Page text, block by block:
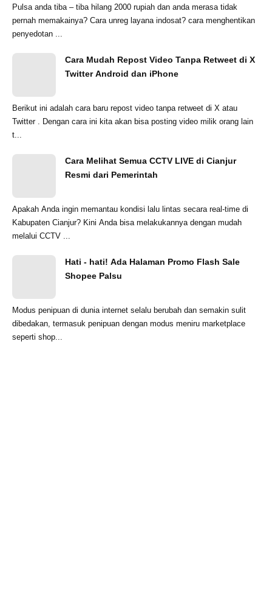
Pulsa anda tiba – tiba hilang 2000 rupiah dan anda merasa tidak
pernah memakainya? Cara unreg layana indosat? cara menghentikan
penyedotan ...
Cara Mudah Repost Video Tanpa Retweet di X
Twitter Android dan iPhone
Berikut ini adalah cara baru repost video tanpa retweet di X atau
Twitter . Dengan cara ini kita akan bisa posting video milik orang lain
t...
Cara Melihat Semua CCTV LIVE di Cianjur
Resmi dari Pemerintah
Apakah Anda ingin memantau kondisi lalu lintas secara real-time di
Kabupaten Cianjur? Kini Anda bisa melakukannya dengan mudah
melalui CCTV ...
Hati - hati! Ada Halaman Promo Flash Sale
Shopee Palsu
Modus penipuan di dunia internet selalu berubah dan semakin sulit
dibedakan, termasuk penipuan dengan modus meniru marketplace
seperti shop...